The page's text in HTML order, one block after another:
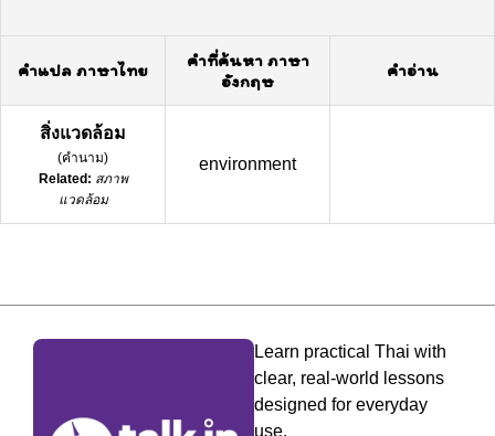
คำแปล ภาษาไทย
คำที่ค้นหา ภาษา
อังกฤษ
คำอ่าน
สิ่งแวดล้อม
(คำนาม)
Related: สภาพ
แวดล้อม
environment
Learn practical Thai with
clear, real-world lessons
designed for everyday
use.